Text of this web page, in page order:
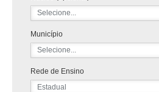
Selecione...
Município
Selecione...
Rede de Ensino
Estadual